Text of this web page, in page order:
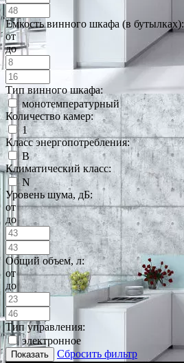
Емкость винного шкафа (в бутылках):
от
до
Тип винного шкафа:
монотемпературный
Количество камер:
1
Класс энергопотребления:
B
Климатический класс:
N
Уровень шума, дБ:
от
до
Общий объем, л:
от
до
Тип управления:
электронное
Показать Сбросить фильтр